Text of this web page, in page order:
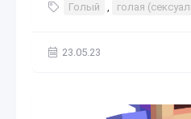
Голый , голая
23.05.23